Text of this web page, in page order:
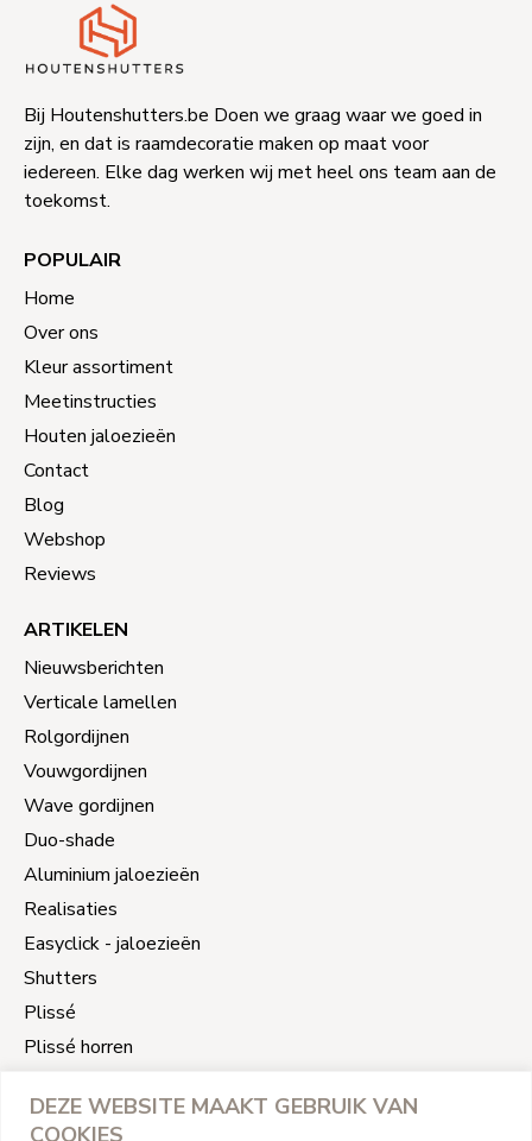
DEZE WEBSITE MAAKT GEBRUIK VAN
COOKIES
Bij Houtenshutters.be Doen we graag waar we goed in
zijn, en dat is raamdecoratie maken op maat voor
iedereen. Elke dag werken wij met heel ons team aan de
toekomst.
POPULAIR
Home
Over ons
Kleur assortiment
Meetinstructies
Houten jaloezieën
Contact
Blog
Webshop
Reviews
ARTIKELEN
Nieuwsberichten
Verticale lamellen
Rolgordijnen
Vouwgordijnen
Wave gordijnen
Duo-shade
Aluminium jaloezieën
Realisaties
Easyclick - jaloezieën
Shutters
Plissé
Plissé horren
Jaloezieën reparatie